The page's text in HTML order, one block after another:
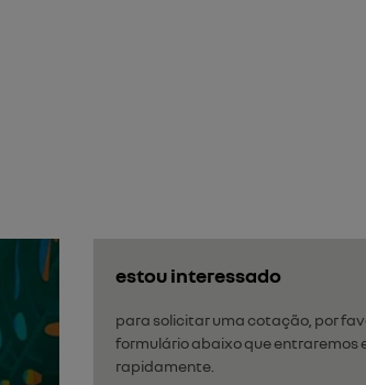
estou interessado
para solicitar uma cotação, por
formulário abaixo que entraremos
rapidamente.